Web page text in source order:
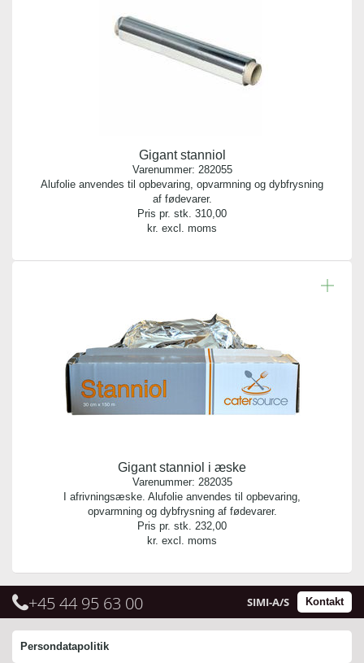
Gigant stanniol
Varenummer: 282055
Alufolie anvendes til opbevaring, opvarmning og dybfrysning
af fødevarer.
Pris pr. stk. 310,00
kr. excl. moms
Gigant stanniol i æske
Varenummer: 282035
I afrivningsæske. Alufolie anvendes til opbevaring,
opvarmning og dybfrysning af fødevarer.
Pris pr. stk. 232,00
kr. excl. moms
+45 44 95 63 00 Kontakt
SIMI-A/S
Persondatapolitik